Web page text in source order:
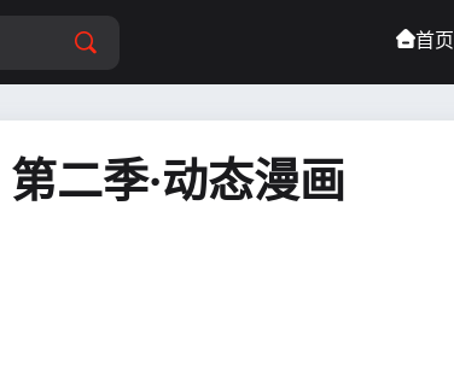
首页
二季·动态漫画